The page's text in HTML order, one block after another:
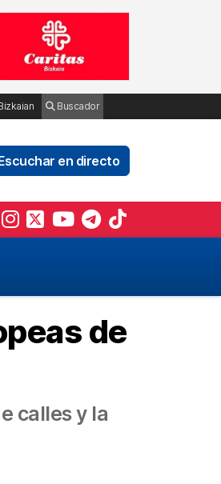
Buscador
en directo
de
calles y la